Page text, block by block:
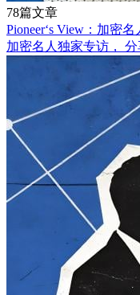
78篇文章
Pioneer‘s View：加密
加密名人独家专访，